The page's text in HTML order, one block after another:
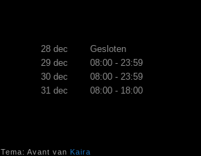
28 dec
Gesloten
29 dec
08:00 - 23:59
30 dec
08:00 - 23:59
31 dec 08:00 - 18:00
Tema: Avant van Kaira